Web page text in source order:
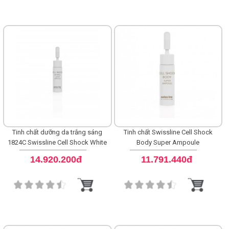
Tinh chất dưỡng da trắng sáng
1824C Swissline Cell Shock White
Super Ampoule
14.920.200đ
Tinh chất Swissline Cell Shock
Body Super Ampoule
11.791.440đ